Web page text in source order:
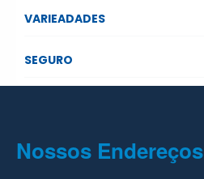
VARIEADADES
SEGURO
Nossos Endereços